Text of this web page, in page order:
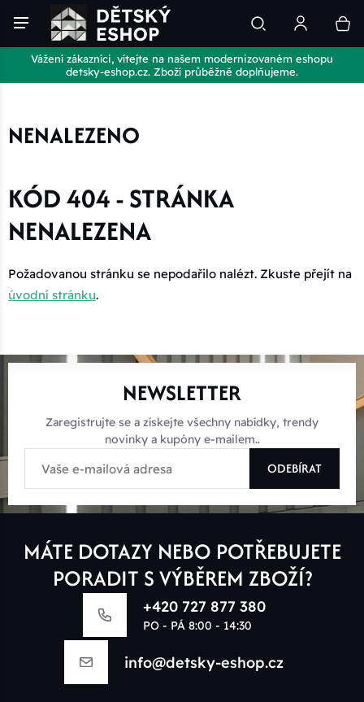
Vážení zákazníci, vítejte na našem modernizovaném eshopu
detsky-eshop.cz. Zboží průběžně doplňujeme.
NENALEZENO
KÓD 404 - STRÁNKA
NENALEZENA
Požadovanou stránku se nepodařilo nalézt. Zkuste přejít na
úvodní stránku.
NEWSLETTER
Zaregistrujte se a získejte všechny nabídky, trendy
novinky a kupóny e-mailem..
ODEBÍRAT
MÁTE DOTAZY NEBO POTŘEBUJETE
PORADIT S VÝBĚREM ZBOŽÍ?
+420 727 877 380
PO - PÁ 8:00 - 14:30
info@detsky-eshop.cz